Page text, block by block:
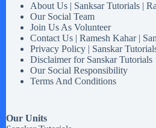
About Us | Sanksar Tutorials |
Our Social Team
Join Us As Volunteer
Contact Us | Ramesh Kahar |
Privacy Policy | Sanskar
Disclaimer for Sanskar Tutorials
Our Social Responsibility
Terms And Conditions
Our Units